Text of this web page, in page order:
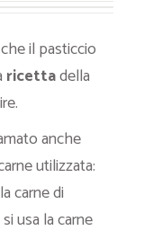
il pasticcio
ricettadella
anche
utilizzata:
carne di
usa la carne